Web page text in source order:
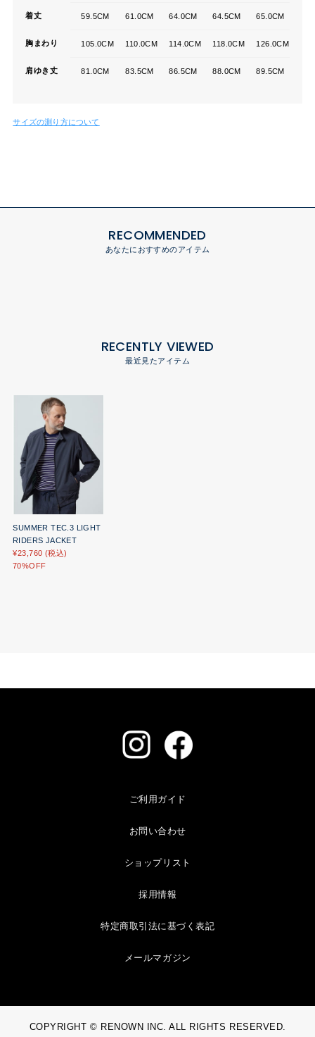
着丈 59.5CM 61.0CM 64.0CM 64.5CM 65.0CM
胸まわり 105.0CM 110.0CM 114.0CM 118.0CM 126.0CM
肩ゆき丈 81.0CM 83.5CM 86.5CM 88.0CM 89.5CM
サイズの測り方について
RECOMMENDED
あなたにおすすめのアイテム
RECENTLY VIEWED
最近見たアイテム
SUMMER TEC.3 LIGHT
RIDERS JACKET
¥23,760 (税込)
70%OFF
ご利用ガイド
お問い合わせ
ショップリスト
採用情報
特定商取引法に基づく表記
メールマガジン
COPYRIGHT © RENOWN INC. ALL RIGHTS RESERVED.